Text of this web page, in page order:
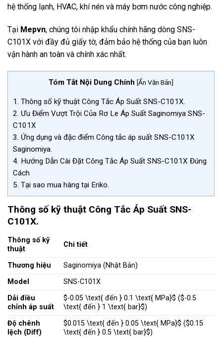
hệ thống lạnh, HVAC, khí nén và máy bơm nước công nghiệp.
Tại Mepvn, chúng tôi nhập khẩu chính hãng dòng SNS-
C101X với đầy đủ giấy tờ, đảm bảo hệ thống của bạn luôn
vận hành an toàn và chính xác nhất.
Tóm Tắt Nội Dung Chính [Ẩn Văn Bản]
1. Thông số kỹ thuật Công Tắc Áp Suất SNS-C101X.
2. Ưu Điểm Vượt Trội Của Rơ Le Áp Suất Saginomiya SNS-
C101X
3. Ứng dụng và đặc điểm Công tắc áp suất SNS-C101X
Saginomiya.
4. Hướng Dẫn Cài Đặt Công Tắc Áp Suất SNS-C101X Đúng
Cách
5. Tại sao mua hàng tại Eriko.
Thông số kỹ thuật Công Tắc Áp Suất SNS-
C101X.
Thông số kỹ
thuật
Chi tiết
Thương hiệu
Saginomiya (Nhật Bản)
Model
SNS-C101X
Dải điều
chỉnh áp suất
$-0.05 \text{ đến } 0.1 \text{ MPa}$ ($-0.5
\text{ đến } 1 \text{ bar}$)
Độ chênh
lệch (Diff)
$0.015 \text{ đến } 0.05 \text{ MPa}$ ($0.15
\text{ đến } 0.5 \text{ bar}$)